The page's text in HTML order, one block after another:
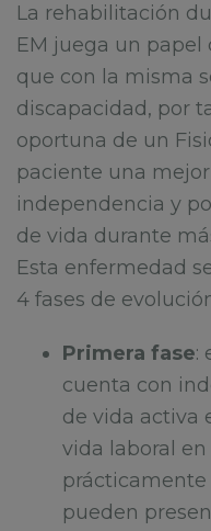
La rehabilitación
EM juega un
que con la misma
discapacidad, por
oportuna de un
paciente una
independencia y
de vida durante
Esta enfermedad
4 fases de
Primera fase:
cuenta con
de vida activa
vida laboral
prácticamente
pueden